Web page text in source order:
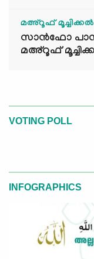
മഅ്റൂഫ് മൂച്ചിക്കല്‍
സാൻഫോ
മഅ്റൂഫ്
VOTING POLL
INFOGRAPHICS